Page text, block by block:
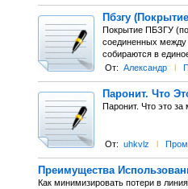
Пбзгу
Покрытие ПБЗГУ
соединенных между
собираются в
От: Александр l
Паронит. Что
Паронит. Что это за
От: uhkvlz l
Преимущества
Как минимизировать потери в